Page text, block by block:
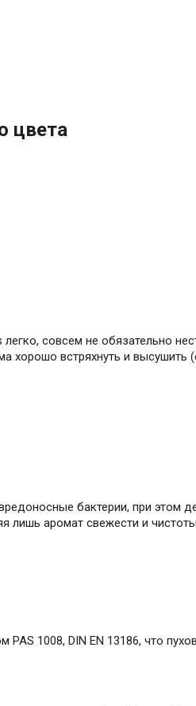
цвета
совсем не обязательно
хорошо встряхнуть и высушить
бактерии, при этом
аромат свежести и
PAS 1008, DIN EN 13186, что